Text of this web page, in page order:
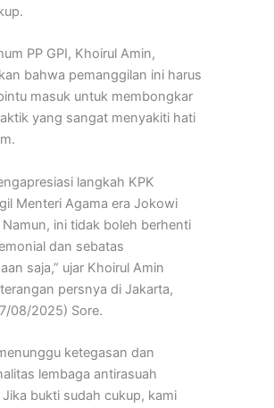
PP GPI, Khoirul Amin,
bahwa pemanggilan ini harus
masuk untuk membongkar
yang sangat menyakiti hati
langkah KPK
Menteri Agama era Jokowi
ini tidak boleh berhenti
dan sebatas
saja,” ujar Khoirul Amin
persnya di Jakarta,
08/2025) Sore.
ketegasan dan
lembaga antirasuah
bukti sudah cukup, kami